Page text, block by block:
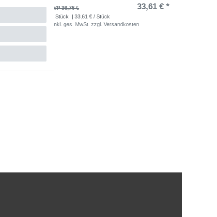
€ * UVP 36,76 € 33,61 € *
Stück
| 33,61 € / Stück
inkl. ges. MwSt. zzgl.Versandkosten